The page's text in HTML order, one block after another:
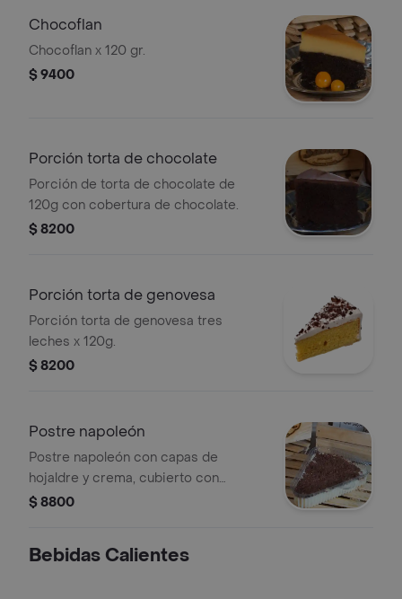
Chocoflan
Chocoflan x 120 gr.
$ 9400
Porción torta de chocolate
Porción de torta de chocolate de
120g con cobertura de chocolate.
$ 8200
Porción torta de genovesa
Porción torta de genovesa tres
leches x 120g.
$ 8200
Postre napoleón
Postre napoleón con capas de
hojaldre y crema, cubierto con
chocolate rallado.
$ 8800
Bebidas Calientes